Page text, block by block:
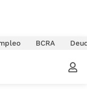
BCRA